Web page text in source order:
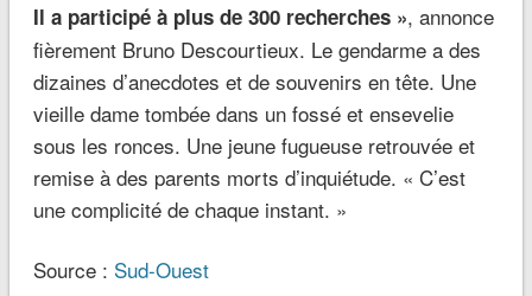
Il a participé à plus de 300 recherches », annonce
fièrement Bruno Descourtieux. Le gendarme a des
dizaines d’anecdotes et de souvenirs en tête. Une
vieille dame tombée dans un fossé et ensevelie
sous les ronces. Une jeune fugueuse retrouvée et
remise à des parents morts d’inquiétude. « C’est
une complicité de chaque instant. »
Source : Sud-Ouest